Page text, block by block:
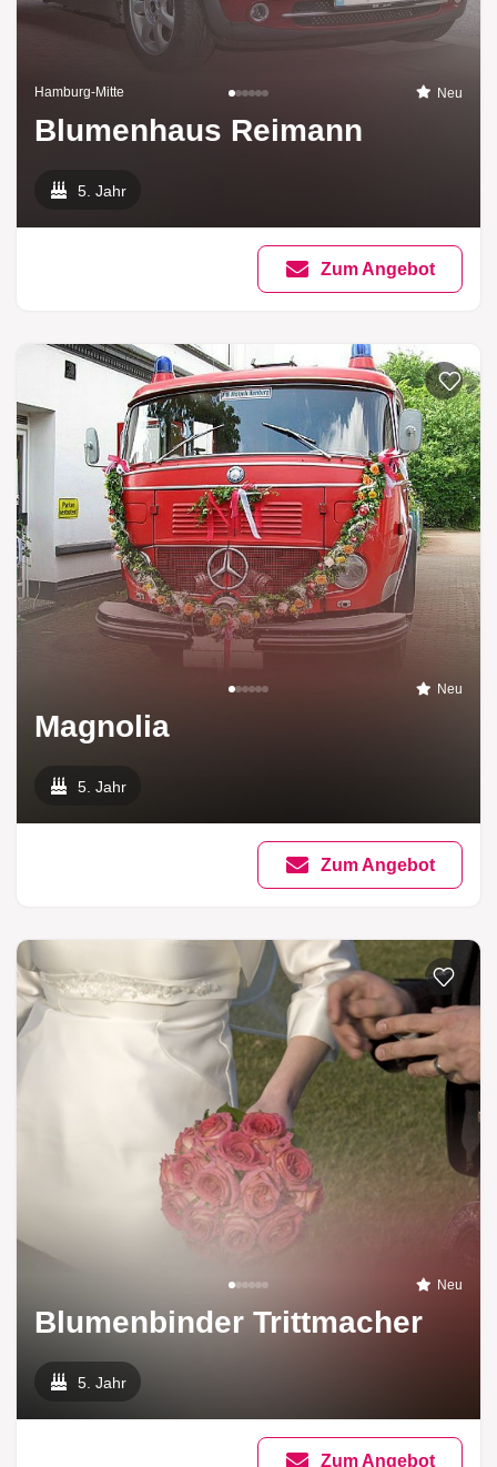
Hamburg-Mitte Neu
Blumenhaus Reimann
5. Jahr
Zum Angebot
Zur
Neu
Magnolia
5. Jahr
Zum Angebot
Neu
Blumenbinder Trittmacher
5. Jahr
Zum Angebot